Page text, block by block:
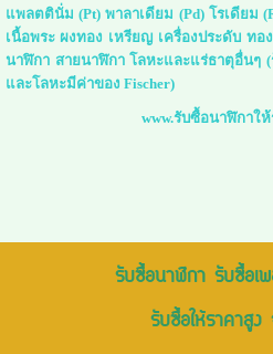
แพลตตินั่ม (Pt) พาลาเดียม (Pd) โรเดียม
เนื้อพระ ผงทอง เหรียญ เครื่องประดับ ท
นาฬิกา สายนาฬิกา โลหะและแร่ธาตุอื่นๆ
และโลหะมีค่าของ Fischer)
www.รับซื้อนาฬิกาให้
รับซื้อนาฬิกา รับซื้อเ
รับซื้อให้ราคาสูง